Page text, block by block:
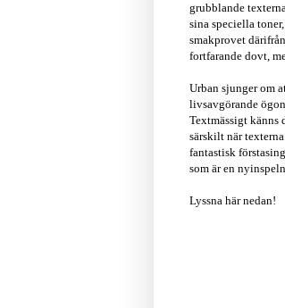
grubblande
sina speciella
smakprovet
fortfarande dovt,
Urban sjunger om
livsavgörande
Textmässigt känns
särskilt när
fantastisk
som är en
Lyssna här nedan!